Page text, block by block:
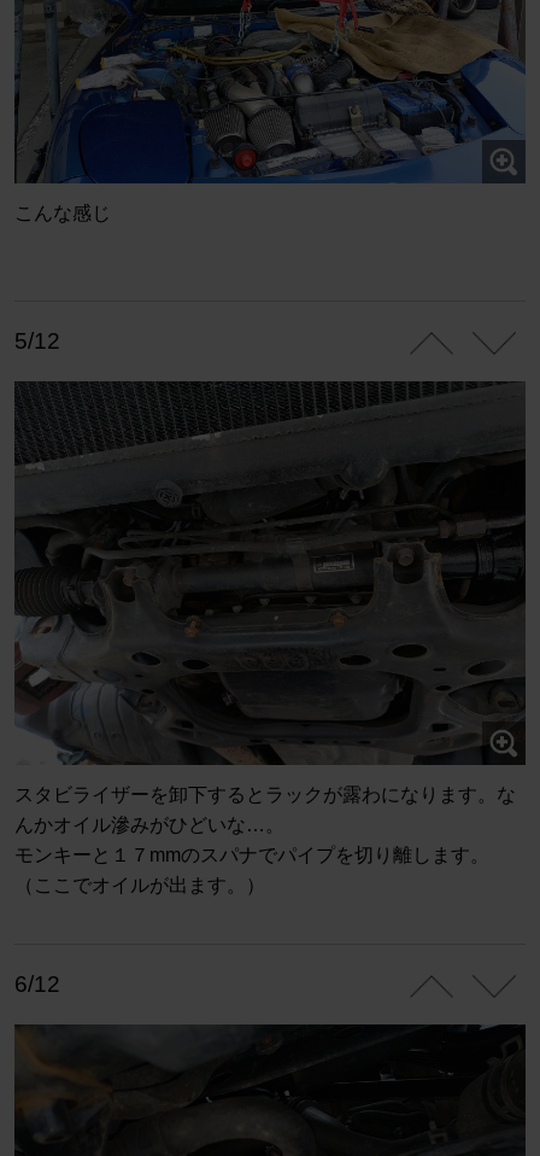
こんな感じ
5/12
スタビライザーを卸下するとラックが露わになります。な
んかオイル滲みがひどいな…。
モンキーと１７mmのスパナでパイプを切り離します。
（ここでオイルが出ます。）
6/12